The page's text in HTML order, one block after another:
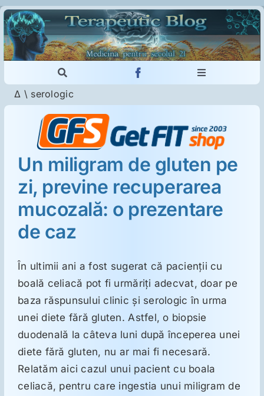
Skip
to
content
Toggle
Navigation
Cautare...
Toggle
Imunologie
Dermatologie
Psihiatrie
Neurologie
Intoleranţa la gluten
Suplimente
Reumatologie
Ginecologie
Δ \ serologic
Un miligram de gluten pe
zi, previne recuperarea
mucozală: o prezentare
de caz
În ultimii ani a fost sugerat că pacienţii cu
boală celiacă pot fi urmăriţi adecvat, doar pe
baza răspunsului clinic şi serologic în urma
unei diete fără gluten. Astfel, o biopsie
duodenală la câteva luni după începerea unei
diete fără gluten, nu ar mai fi necesară.
Relatăm aici cazul unui pacient cu boala
celiacă, pentru care ingestia unui miligram de